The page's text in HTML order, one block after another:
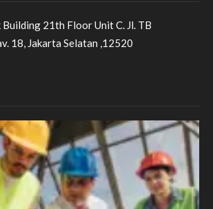
21th Floor Unit C. Jl. TB
18, Jakarta Selatan ,12520